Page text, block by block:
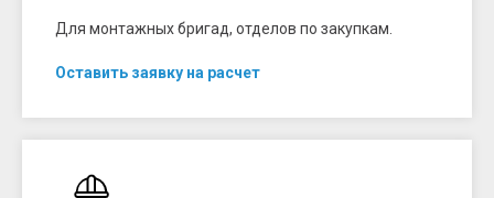
Для монтажных бригад, отделов по закупкам.
Оставить заявку на расчет